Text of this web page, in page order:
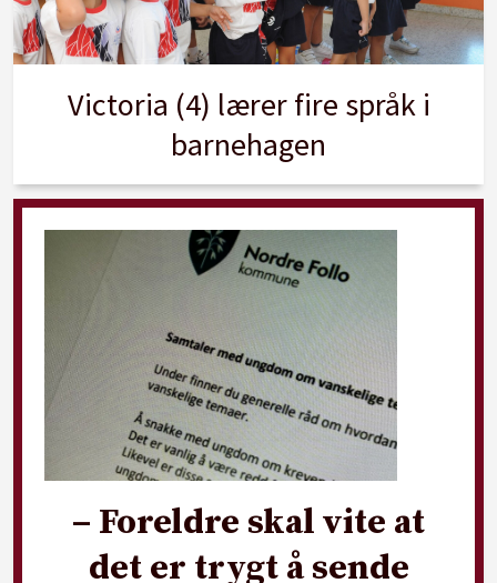
Victoria (4) lærer fire språk i
barnehagen
– Foreldre skal vite at
det er trygt å sende